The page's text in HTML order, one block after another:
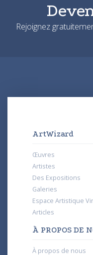
Rejoignez
ArtWizard
Œuvres
Artistes
Des Expositions
Galeries
Espace Artistique
Articles
À PROPOS DE
À propos de nous